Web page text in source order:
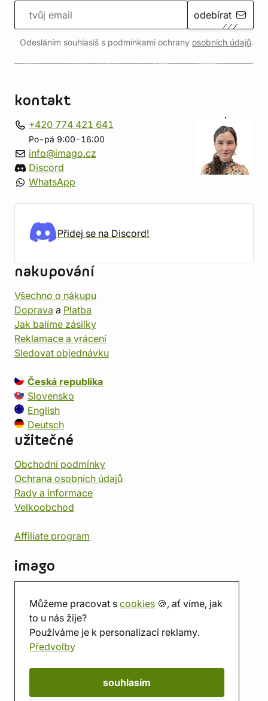
Můžeme pracovat s cookies 🍪, ať víme, jak
to u nás žije?
Používáme je k personalizaci reklamy.
Předvolby
souhlasím
odebírat
Odesláním souhlasíš s podmínkami ochrany osobních údajů.
kontakt
+420 774 421 641
Po-pá 9:00-16:00
info@imago.cz
Discord
WhatsApp
Přidej se na Discord!
nakupování
Všechno o nákupu
Doprava a Platba
Jak balíme zásilky
Reklamace a vrácení
Sledovat objednávku
Česká republika
Slovensko
English
Deutsch
užitečné
Obchodní podmínky
Ochrana osobních údajů
Rady a informace
Velkoobchod
Affiliate program
imago
Prodejna
Herna
O nás
Hodnocení obchodu